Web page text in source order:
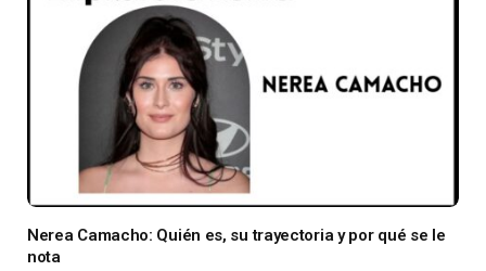
Nerea Camacho: Quién es, su trayectoria y por qué se le
nota